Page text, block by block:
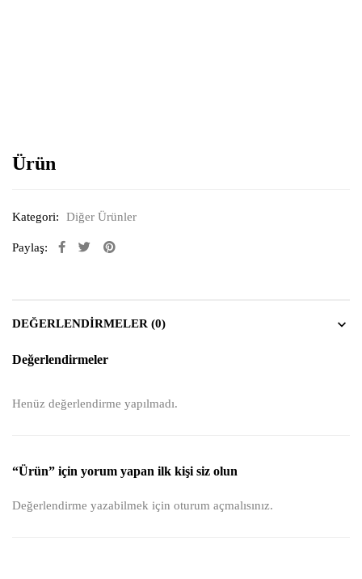
Ürün
Kategori: Diğer Ürünler
Paylaş:
DEĞERLENDIRMELER (0)
Değerlendirmeler
Henüz değerlendirme yapılmadı.
“Ürün” için yorum yapan ilk kişi siz olun
Değerlendirme yazabilmek için oturum açmalısınız.